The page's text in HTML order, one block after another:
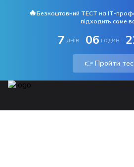
🔥Безкоштовний ТЕСТ на ІТ-
підходить саме
7 днів 06 годин
👉 Пройти